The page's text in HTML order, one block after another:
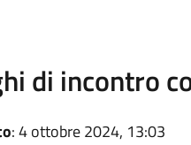
di incontro
: 4 ottobre 2024, 13:03